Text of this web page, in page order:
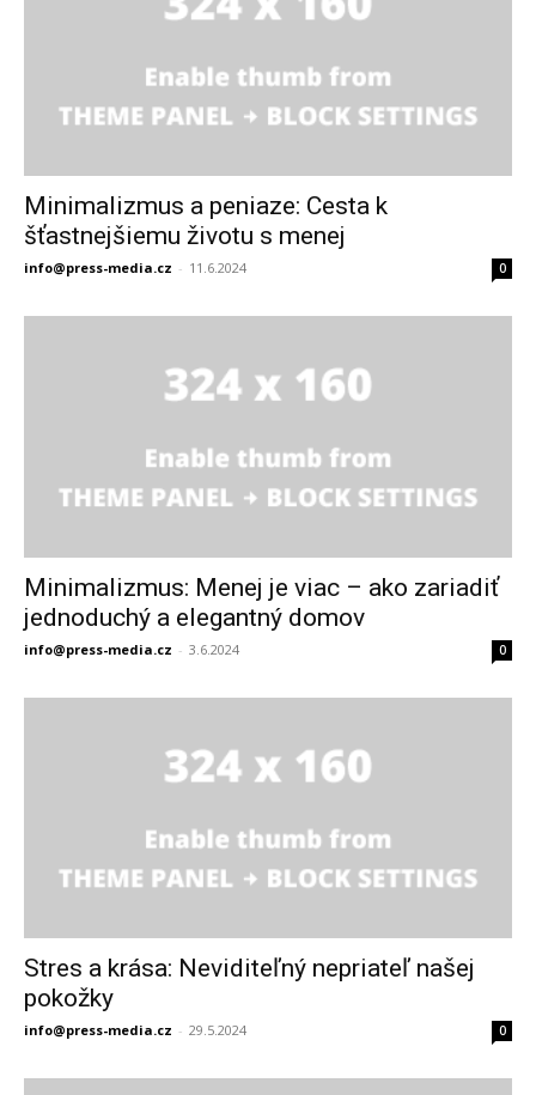
Minimalizmus a peniaze: Cesta k
šťastnejšiemu životu s menej
info@press-media.cz - 11.6.2024 0
Minimalizmus: Menej je viac – ako zariadiť
jednoduchý a elegantný domov
info@press-media.cz - 3.6.2024 0
Stres a krása: Neviditeľný nepriateľ našej
pokožky
info@press-media.cz - 29.5.2024 0